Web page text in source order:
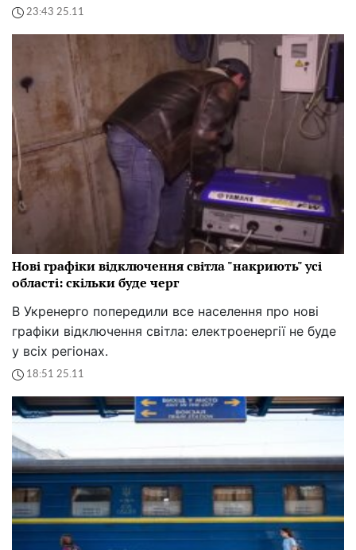
23:43 25.11
Нові графіки відключення світла "накриють" усі
області: скільки буде черг
В Укренерго попередили все населення про нові
графіки відключення світла: електроенергії не буде
у всіх регіонах.
18:51 25.11